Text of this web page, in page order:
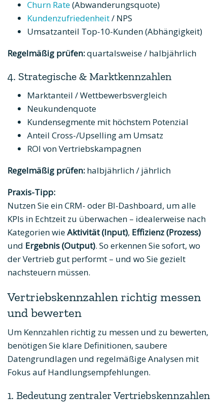
Churn Rate(Abwanderungsquote)
Kundenzufriedenheit/ NPS
Umsatzanteil Top-10-Kunden (Abhängigkeit)
Regelmäßig prüfen:quartalsweise / halbjährlich
4. Strategische & Marktkennzahlen
Marktanteil / Wettbewerbsvergleich
Neukundenquote
Kundensegmente mit höchstem Potenzial
Anteil Cross-/Upselling am Umsatz
ROI von Vertriebskampagnen
Regelmäßig prüfen: halbjährlich / jährlich
Praxis-Tipp:
Nutzen Sie ein CRM- oder BI-Dashboard, um alle
KPIs in Echtzeit zu überwachen – idealerweise nach
Kategorien wieAktivität (Input), Effizienz (Prozess)
und Ergebnis (Output). So erkennen Sie sofort, wo
der Vertrieb gut performt – und wo Sie gezielt
nachsteuern müssen.
Vertriebskennzahlen richtig messen
und bewerten
Um Kennzahlen richtig zu messen und zu bewerten,
benötigen Sie klare Definitionen, saubere
Datengrundlagen und regelmäßige Analysen mit
Fokus auf Handlungsempfehlungen.
1. Bedeutung zentraler Vertriebskennzahlen